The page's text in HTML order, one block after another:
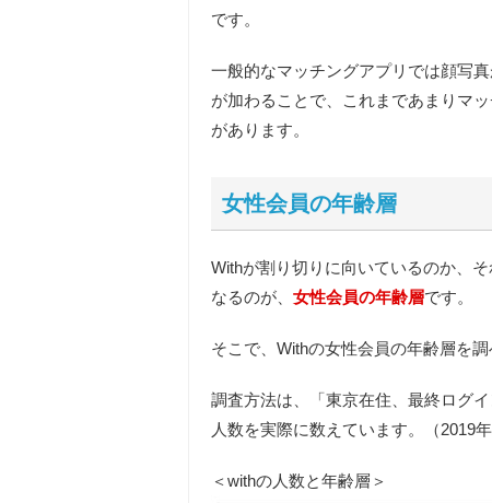
です。
一般的なマッチングアプリでは顔写
が加わることで、これまであまりマ
があります。
女性会員の年齢層
Withが割り切りに向いているのか、
なるのが、 女性会員の年齢層です。
そこで、Withの女性会員の年齢層を調
調査方法は、「東京在住、最終ログ
人数を実際に数えています。（2019年
＜withの人数と年齢層＞